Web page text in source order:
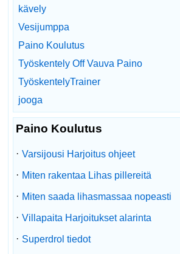
kävely
Vesijumppa
Paino Koulutus
Työskentely Off Vauva Paino
TyöskentelyTrainer
jooga
Paino Koulutus
· Varsijousi Harjoitus ohjeet
· Miten rakentaa Lihas pillereitä
· Miten saada lihasmassaa nopeasti
· Villapaita Harjoitukset alarinta
· Superdrol tiedot